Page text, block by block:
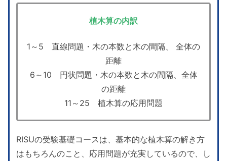
植木算の内訳
1～5 直線問題・木の本数と木の間隔、 全体の
距離
6～10 円状問題・木の本数と木の間隔、全体
の距離
11～25 植木算の応用問題
RISUの受験基礎コースは、基本的な植木算の解き方
はもちろんのこと、応用問題が充実しているので、し